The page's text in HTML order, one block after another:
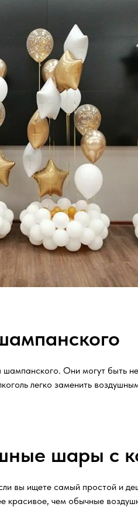
Они могут быть
легко заменить
шары с
вы ищете самый простой и
красивое, чем обычные